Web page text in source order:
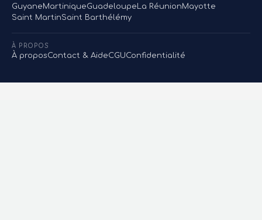
GuyaneMartiniqueGuadeloupe La RéunionMayotte
Saint MartinSaint Barthélémy
À PROPOS
À proposContact & AideCGUConfidentialité